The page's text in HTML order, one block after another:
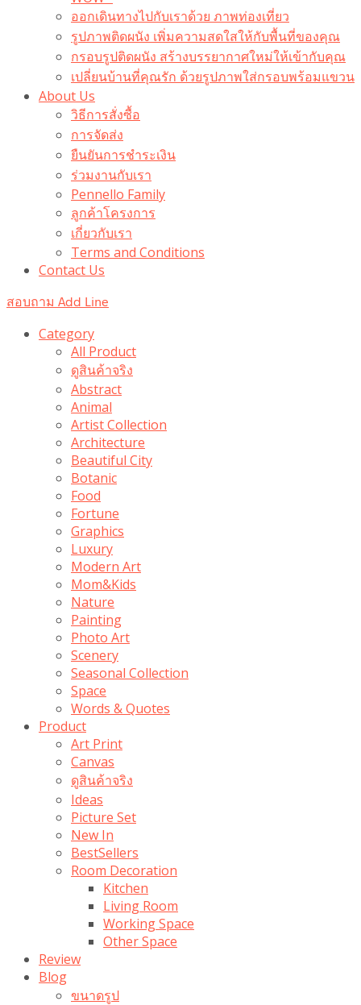
ออกเดินทางไปกับเราด้วย ภาพท่องเที่ยว
รูปภาพติดผนัง เพิ่มความสดใสให้กับพื้นที่ของคุณ
กรอบรูปติดผนัง สร้างบรรยากาศใหม่ให้เข้ากับคุณ
เปลี่ยนบ้านที่คุณรัก ด้วยรูปภาพใส่กรอบพร้อมแขวน​
About Us
วิธีการสั่งซื้อ
การจัดส่ง
ยืนยันการชำระเงิน
ร่วมงานกับเรา
Pennello Family
ลูกค้าโครงการ
เกี่ยวกับเรา
Terms and Conditions
Contact Us
สอบถาม Add Line
Category
All Product
ดูสินค้าจริง
Abstract
Animal
Artist Collection
Architecture
Beautiful City
Botanic
Food
Fortune
Graphics
Luxury
Modern Art
Mom&Kids
Nature
Painting
Photo Art
Scenery
Seasonal Collection
Space
Words & Quotes
Product
Art Print
Canvas
ดูสินค้าจริง
Ideas
Picture Set
New In
BestSellers
Room Decoration
Kitchen
Living Room
Working Space
Other Space
Review
Blog
ขนาดรูป